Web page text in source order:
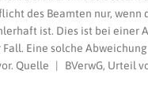
des Beamten nur, wenn
ist. Dies ist bei einer
Eine solche
Quelle | BVerwG, Urteil